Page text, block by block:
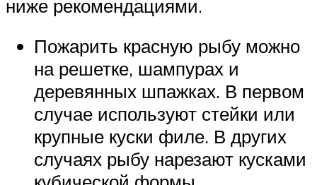
ниже рекомендациями.
Пожарить красную рыбу можно
на решетке, шампурах и
деревянных шпажках. В первом
случае используют стейки или
крупные куски филе. В других
случаях рыбу нарезают кусками